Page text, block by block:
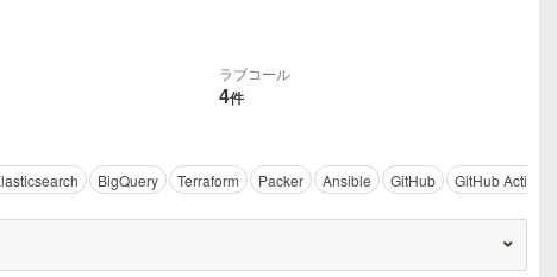
ラブコール
4件
BigQuery Terraform Packer Ansible GitHub GitHub Actions